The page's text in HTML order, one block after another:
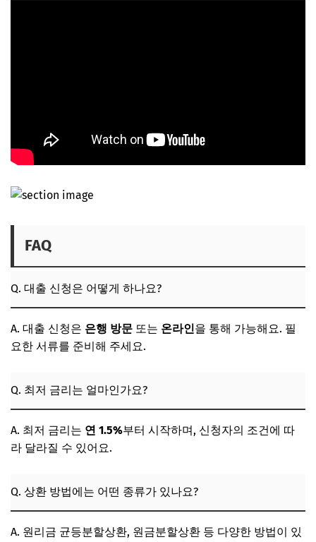
FAQ
Q. 대출 신청은 어떻게 하나요?
A. 대출 신청은 은행 방문 또는 온라인을 통해 가능해요. 필
요한 서류를 준비해 주세요.
Q. 최저 금리는 얼마인가요?
A. 최저 금리는 연 1.5%부터 시작하며, 신청자의 조건에 따
라 달라질 수 있어요.
Q. 상환 방법에는 어떤 종류가 있나요?
A. 원리금 균등분할상환, 원금분할상환 등 다양한 방법이 있